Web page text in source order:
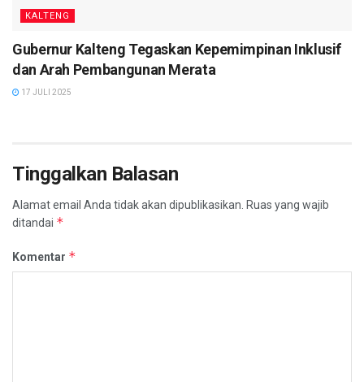
KALTENG
Gubernur Kalteng Tegaskan Kepemimpinan Inklusif
dan Arah Pembangunan Merata
17 JULI 2025
Tinggalkan Balasan
Alamat email Anda tidak akan dipublikasikan. Ruas yang wajib
ditandai *
Komentar *